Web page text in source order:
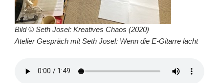
Bild © Seth Josel: Kreatives Chaos (2020)
Atelier Gespräch mit Seth Josel: Wenn die E-Gitarre lacht